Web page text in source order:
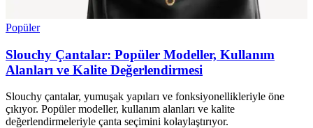
Popüler
Slouchy Çantalar: Popüler Modeller, Kullanım
Alanları ve Kalite Değerlendirmesi
Slouchy çantalar, yumuşak yapıları ve fonksiyonellikleriyle öne
çıkıyor. Popüler modeller, kullanım alanları ve kalite
değerlendirmeleriyle çanta seçimini kolaylaştırıyor.